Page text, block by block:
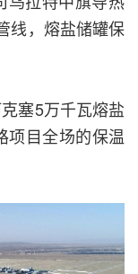
线，熔盐储罐保
塞5万千瓦熔盐
项目全场的保温